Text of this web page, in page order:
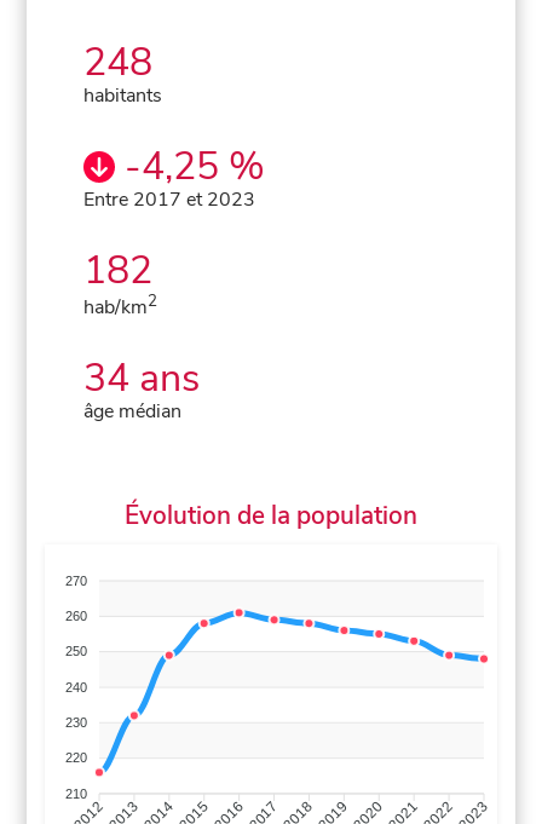
248
habitants
-4,25 %
Entre 2017 et 2023
182
hab/km2
34 ans
âge médian
Évolution de la population
270
260
250
240
230
220
210
201220132014201520162017 20182019 2020202120222023